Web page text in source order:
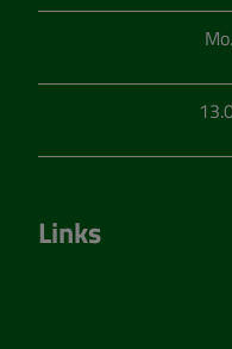
Links